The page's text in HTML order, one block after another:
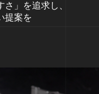
さ」を追求し、
提案を